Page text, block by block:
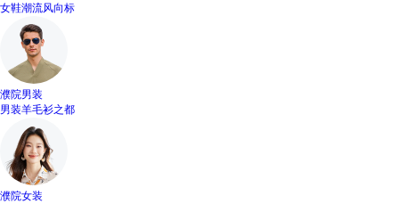
女鞋潮流风向标
濮院男装
男装羊毛衫之都
濮院女装